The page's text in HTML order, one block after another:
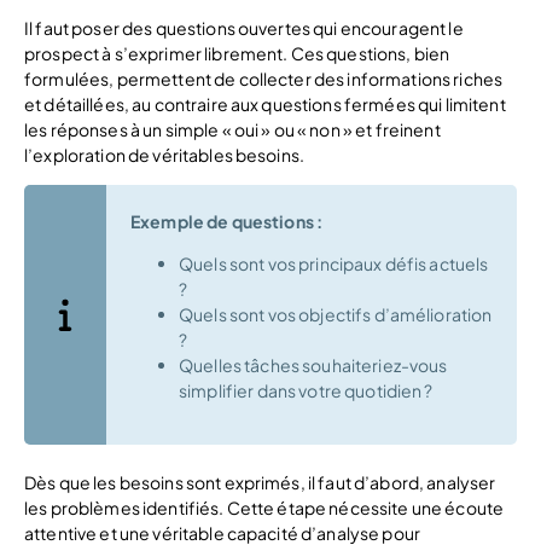
Il faut poser des questions ouvertes qui encouragent le
prospect à s’exprimer librement. Ces questions, bien
formulées, permettent de collecter des informations riches
et détaillées, au contraire aux questions fermées qui limitent
les réponses à un simple « oui » ou « non » et freinent
l’exploration de véritables besoins.
Exemple de questions :
Quels sont vos principaux défis actuels
?
Quels sont vos objectifs d’amélioration
?
Quelles tâches souhaiteriez-vous
simplifier dans votre quotidien ?
Dès que les besoins sont exprimés, il faut d’abord, analyser
les problèmes identifiés. Cette étape nécessite une écoute
attentive et une véritable capacité d’analyse pour